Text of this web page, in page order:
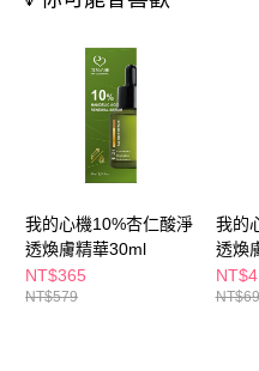
購買商品的店家。未經商家同意取
後付繳納相關費用。
※ 交易是否成功請以「AFTEE先
是否繳費成功／繳費後需取消欲退
客戶支援中心」
https://
【注意事項】
易，需依本服務之必要範圍內提供
權轉讓予恩沛科技股份有限公司。
２．關於個人資料處理事宜，請瀏
https://aftee.tw/terms/#terms3
３．未成年的使用者請事先徵得法
萊爾富取貨付款
每筆NT$65，滿NT$490(含以
付款後萊爾富取貨
每筆NT$65，滿NT$490(含以
7-11取貨付款
付款後7-11取貨
每筆NT$65，滿NT$490(含以上)
我的心機10%杏仁酸淨
透煥膚精華30ml
NT$365
NT$579
我的
透煥